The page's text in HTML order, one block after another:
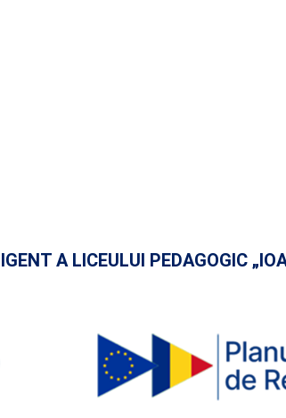
A LICEULUI PEDAGOGIC